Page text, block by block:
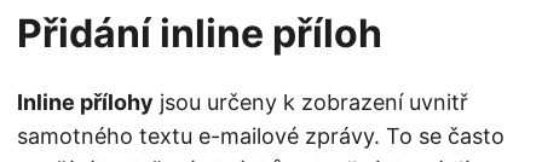
Přidání inline příloh
Inline přílohy jsou určeny k zobrazení uvnitř
samotného textu e-mailové zprávy. To se často